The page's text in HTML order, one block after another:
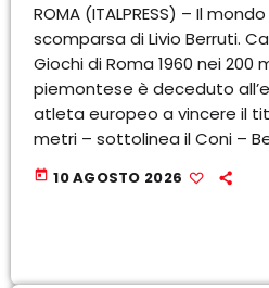
ROMA (ITALPRESS) – Il
scomparsa di Livio Berruti.
Giochi di Roma 1960 nei 200
piemontese è deceduto
atleta europeo a vincere il
metri – sottolinea il Coni –
today 10 AGOSTO 2026